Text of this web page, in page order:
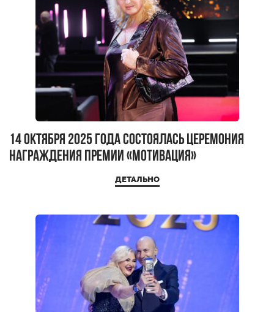
14 октября 2025 года состоялась церемония
награждения премии «Мотивация»
ДЕТАЛЬНО